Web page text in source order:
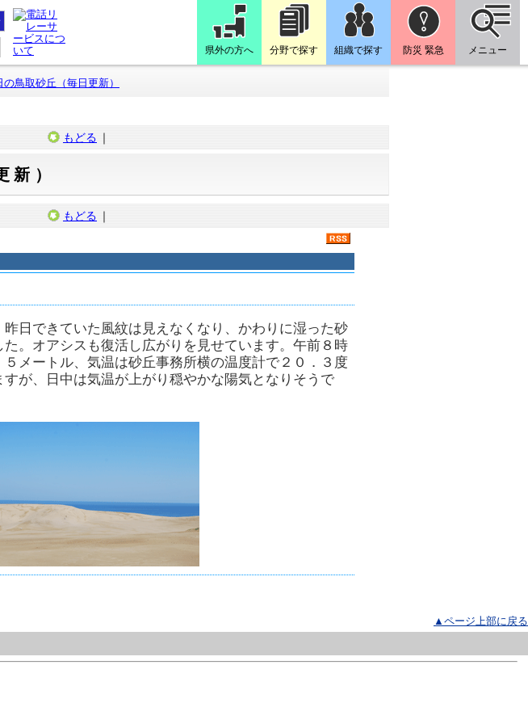
県外の方へ 分野で探す 組織で探す 防災 緊急 メニュー
の鳥取砂丘（毎日更新）
もどる ｜
新）
もどる ｜
日できていた風紋は見えなくなり、かわりに湿った砂
。オアシスも復活し広がりを見せています。午前８時
メートル、気温は砂丘事務所横の温度計で２０．３度
が、日中は気温が上がり穏やかな陽気となりそうで
▲ページ上部に戻る